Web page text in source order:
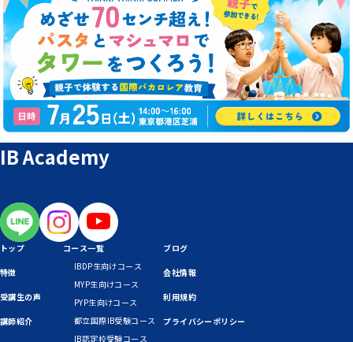
IB Academy
トップ
特徴
受講生の声
講師紹介
コース一覧
IBDP生向けコース
MYP生向けコース
PYP生向けコース
都立国際IB受験コース
IB認定校受験コース
ブログ
会社情報
利用規約
プライバシーポリシー